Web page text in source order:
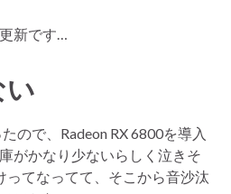
新です…
い
ので、Radeon RX 6800を導入
がかなり少ないらしく泣きそ
ってなってて、そこから音沙汰